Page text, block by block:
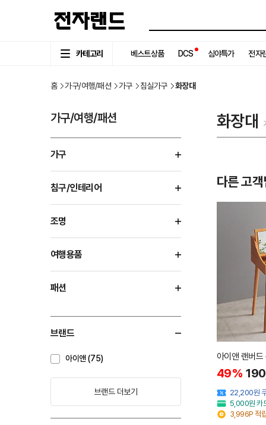
카테고리 베스트상품 DCS 심야특가 전자
홈 가구/여행/패션 가구 침실가구 화장대
가구/여행/패션
가구
침구/인테리어
조명
여행용품
패션
브랜드
아이앤 (75)
브랜드 더보기
화장대
다른 고
아이앤 랜버
49%
22,200원
5,000원 카
3,996P 적